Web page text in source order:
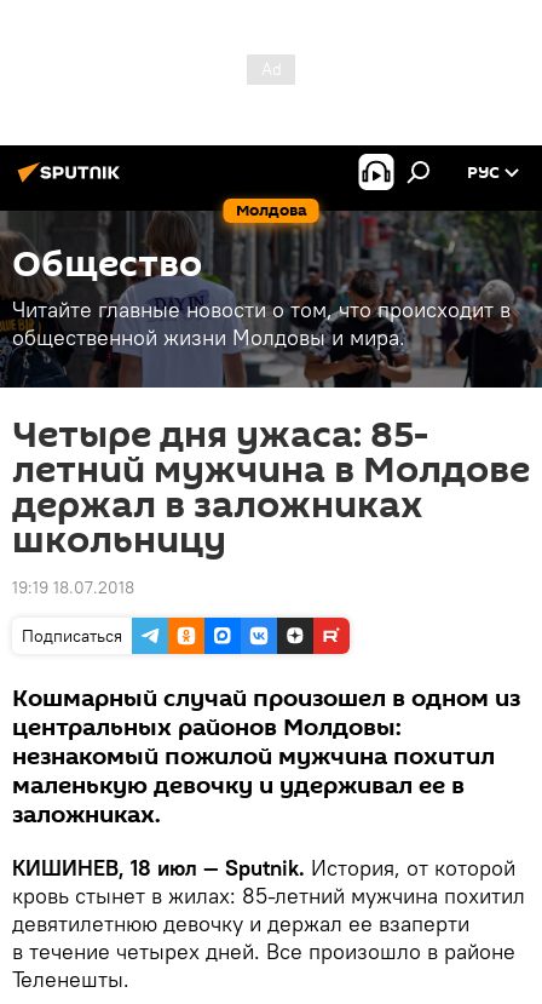
Молдова
РУС
Общество
Читайте главные новости о том, что происходит в
общественной жизни Молдовы и мира.
Четыре дня ужаса: 85-
летний мужчина в Молдове
держал в заложниках
школьницу
19:19 18.07.2018
Подписаться
Кошмарный случай произошел в одном из
центральных районов Молдовы:
незнакомый пожилой мужчина похитил
маленькую девочку и удерживал ее в
заложниках.
КИШИНЕВ, 18 июл — Sputnik. История, от которой
кровь стынет в жилах: 85-летний мужчина похитил
девятилетнюю девочку и держал ее взаперти
в течение четырех дней. Все произошло в районе
Теленешты.